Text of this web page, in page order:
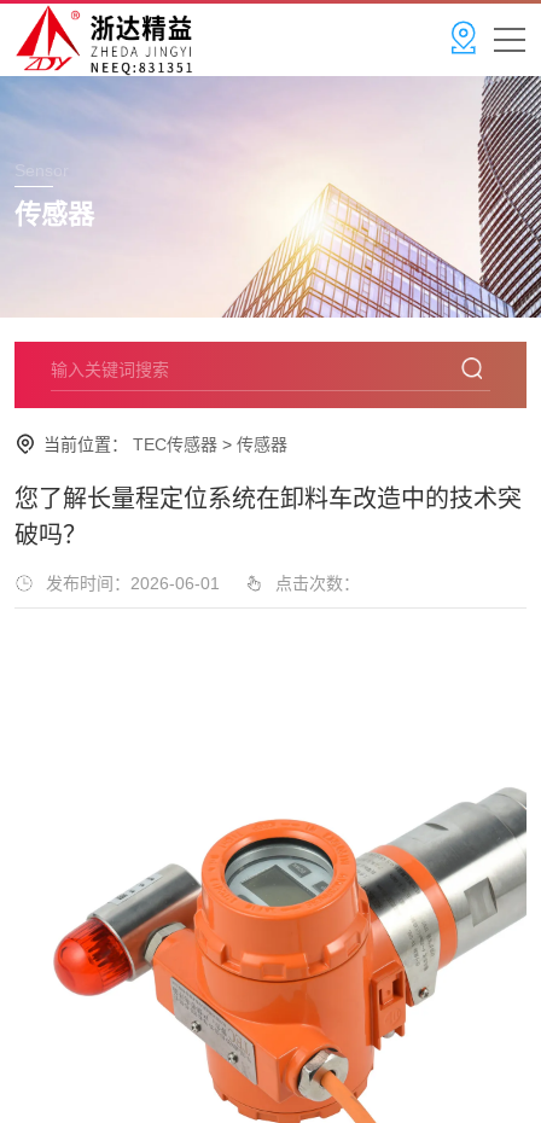
Sensor
传感器
当前位置： TEC传感器 > 传感器
您了解长量程定位系统在卸料车改造中的技术突
破吗？
发布时间：2026-06-01 点击次数：